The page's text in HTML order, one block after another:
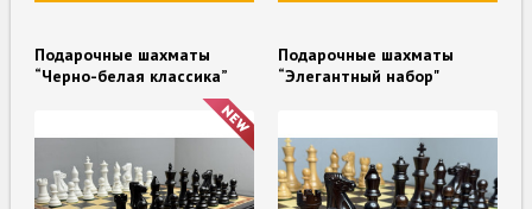
Подарочные шахматы
“Черно-белая классика”
Подарочные шахматы
“Элегантный набор"